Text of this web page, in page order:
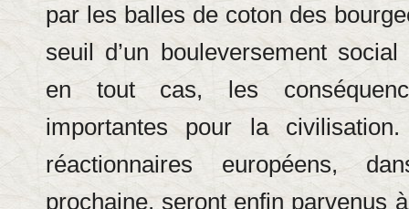
par les balles de coton des
seuil d’un bouleversement
en tout cas, les
importantes pour la
réactionnaires européens,
prochaine, seront enfin parvenus